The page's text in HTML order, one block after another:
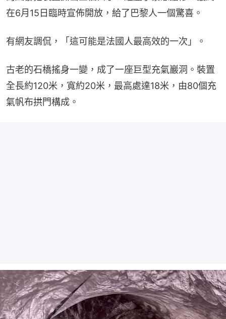
在6月15日臨時宣佈開放，給了巴黎人一個驚喜。
有網友調侃，「這可能是法國人最高效的一次」。
古老的石橋搖身一變，成了一座巨型充氣巖洞。裝置
全長約120米，寬約20米，最高處達18米，由80個充
氣帆布拱門構成。